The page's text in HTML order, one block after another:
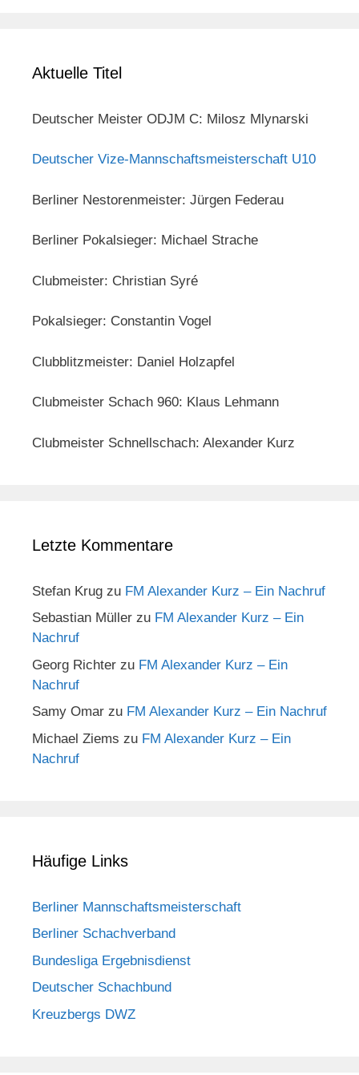
Aktuelle Titel
Deutscher Meister ODJM C: Milosz Mlynarski
Deutscher Vize-Mannschaftsmeisterschaft U10
Berliner Nestorenmeister: Jürgen Federau
Berliner Pokalsieger: Michael Strache
Clubmeister: Christian Syré
Pokalsieger: Constantin Vogel
Clubblitzmeister: Daniel Holzapfel
Clubmeister Schach 960: Klaus Lehmann
Clubmeister Schnellschach: Alexander Kurz
Letzte Kommentare
Stefan Krug zu FM Alexander Kurz – Ein Nachruf
Sebastian Müller zu FM Alexander Kurz – Ein
Nachruf
Georg Richter zu FM Alexander Kurz – Ein
Nachruf
Samy Omar zu FM Alexander Kurz – Ein Nachruf
Michael Ziems zu FM Alexander Kurz – Ein
Nachruf
Häufige Links
Berliner Mannschaftsmeisterschaft
Berliner Schachverband
Bundesliga Ergebnisdienst
Deutscher Schachbund
Kreuzbergs DWZ